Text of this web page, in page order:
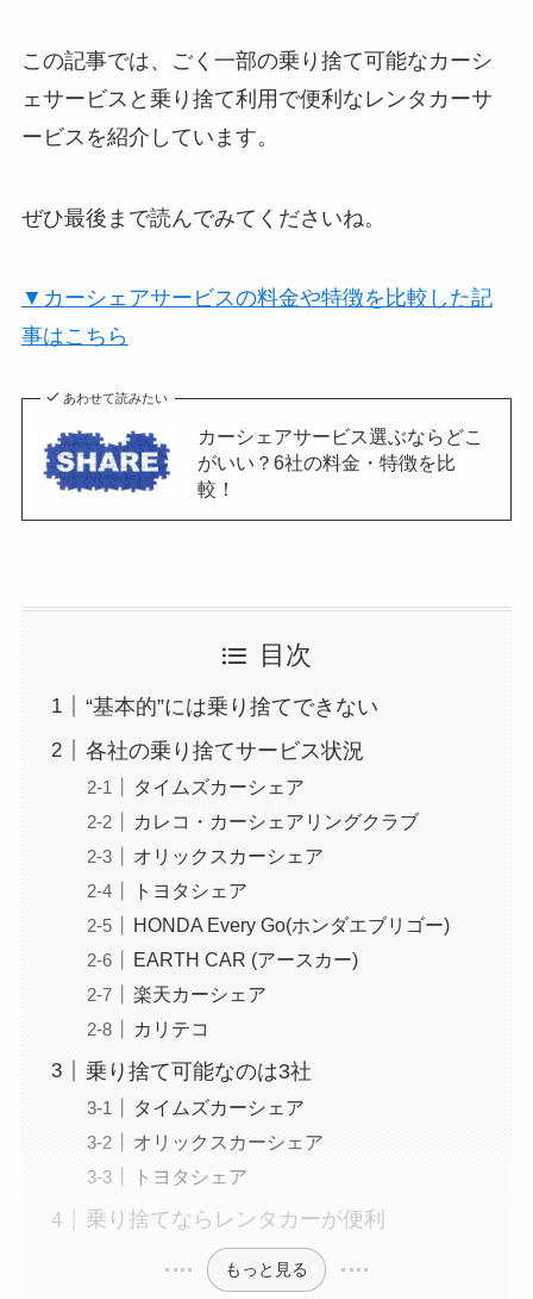
この記事では、ごく一部の乗り捨て可能なカーシ
ェサービスと乗り捨て利用で便利なレンタカーサ
ービスを紹介しています。
ぜひ最後まで読んでみてくださいね。
▼カーシェアサービスの料金や特徴を比較した記
事はこちら
あわせて読みたい
カーシェアサービス選ぶならどこ
がいい？6社の料金・特徴を比
較！
目次
“基本的”には乗り捨てできない
各社の乗り捨てサービス状況
タイムズカーシェア
カレコ・カーシェアリングクラブ
オリックスカーシェア
トヨタシェア
HONDA Every Go(ホンダエブリゴー)
EARTH CAR (アースカー)
楽天カーシェア
カリテコ
乗り捨て可能なのは3社
タイムズカーシェア
オリックスカーシェア
トヨタシェア
乗り捨てならレンタカーが便利
もっと見る